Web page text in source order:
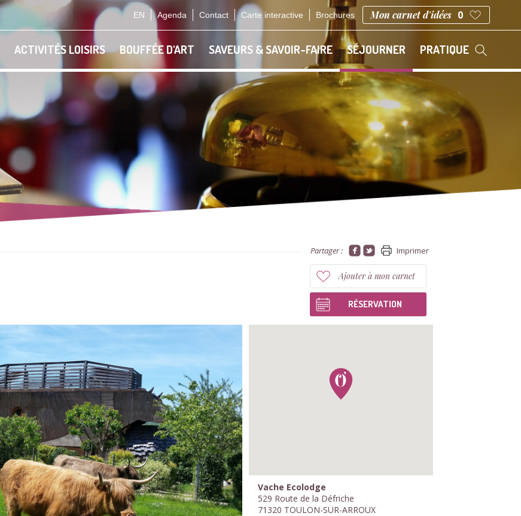
EN Agenda Contact Carte interactive Brochures Mon carnet d'idées 0
ACTIVITÉS LOISIRS BOUFFÉE D'ART SAVEURS & SAVOIR-FAIRE SÉJOURNER PRATIQUE
Partager : Imprimer
Ajouter à mon carnet
RÉSERVATION
Vache Ecolodge
529 Route de la Défriche
71320 TOULON-SUR-ARROUX